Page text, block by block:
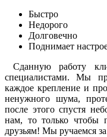
Быстро
Недорого
Долговечно
Поднимает
Сданную работу
специалистами. Мы
каждое крепление и
ненужного шума,
после этого спустя
нам, то только чтобы
друзьям! Мы ручаемся